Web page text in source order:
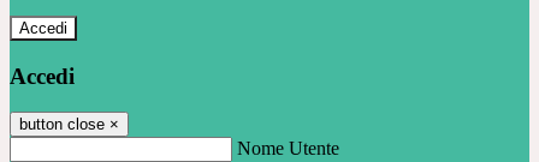
Accedi
Accedi
button close ×
Nome Utente